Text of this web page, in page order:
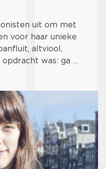
uit om met
voor haar unieke
altviool,
was: ga …